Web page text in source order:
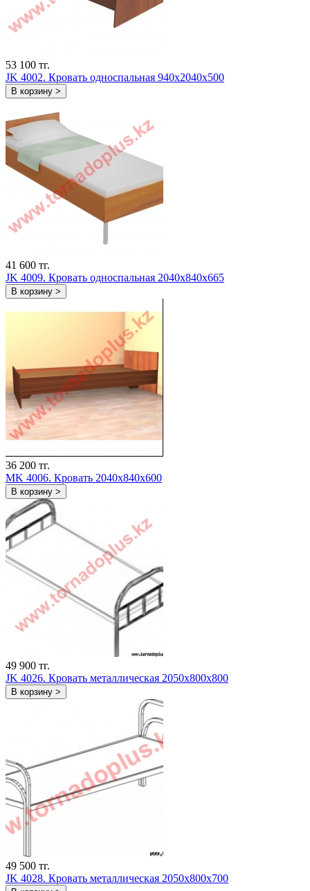
53 100 тг.
JK 4002. Кровать односпальная 940х2040х500
В корзину >
41 600 тг.
JK 4009. Кровать односпальная 2040х840х665
В корзину >
36 200 тг.
MK 4006. Кровать 2040х840х600
В корзину >
49 900 тг.
JK 4026. Кровать металлическая 2050х800х800
В корзину >
49 500 тг.
JK 4028. Кровать металлическая 2050х800х700